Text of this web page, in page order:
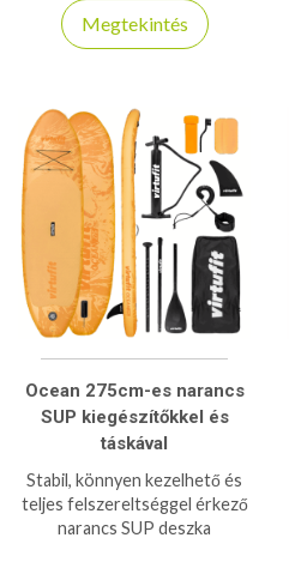
biztonságos deszka!
Megtekintés
Ocean 275cm-es narancs
SUP kiegészítőkkel és
táskával
Stabil, könnyen kezelhető és
teljes felszereltséggel érkező
narancs SUP deszka